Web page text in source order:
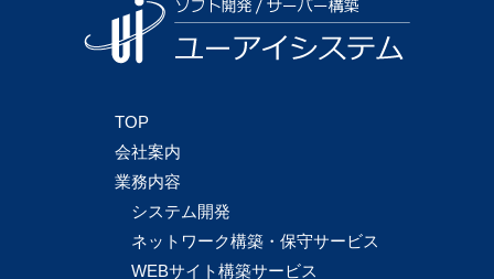
TOP
会社案内
業務内容
システム開発
ネットワーク構築・保守サービス
WEBサイト構築サービス